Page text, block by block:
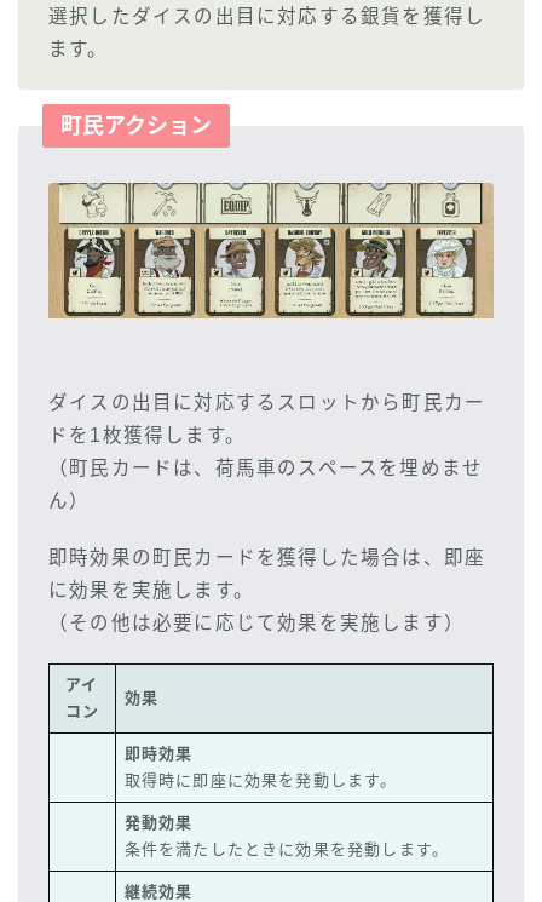
選択したダイスの出目に対応する銀貨を獲得し
ます。
町民アクション
ダイスの出目に対応するスロットから町民カー
ドを1枚獲得します。
（町民カードは、荷馬車のスペースを埋めませ
ん）
即時効果の町民カードを獲得した場合は、即座
に効果を実施します。
（その他は必要に応じて効果を実施します）
アイ
コン
効果
即時効果
取得時に即座に効果を発動します。
発動効果
条件を満たしたときに効果を発動します。
継続効果